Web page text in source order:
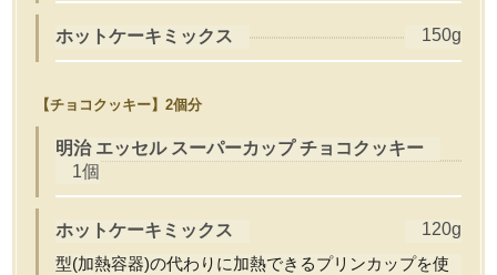
ホットケーキミックス 150g
【チョコクッキー】2個分
明治 エッセル スーパーカップ チョコクッキー
1個
ホットケーキミックス 120g
型(加熱容器)の代わりに加熱できるプリンカップを使